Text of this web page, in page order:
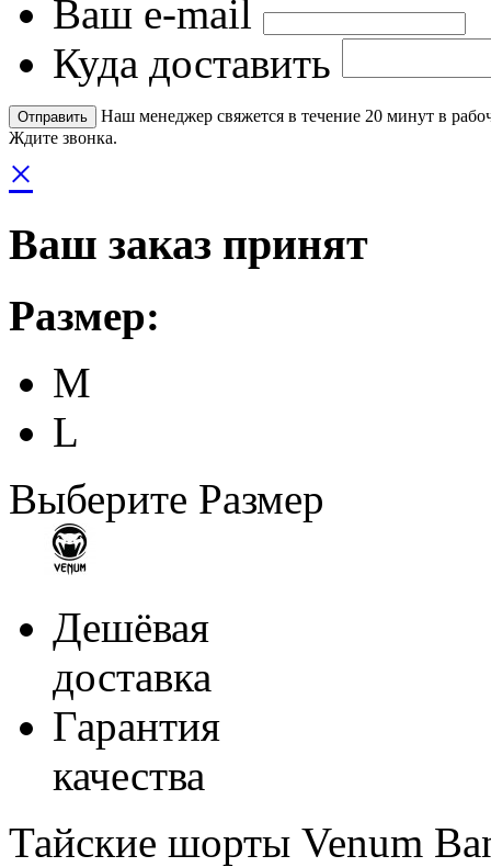
Ваш e-mail
Куда доставить
Наш менеджер свяжется в течение 20 минут в
Ждите звонка.
×
Ваш заказ принят
Размер:
M
L
Выберите Размер
Дешёвая
доставка
Гарантия
качества
Тайские шорты Venum